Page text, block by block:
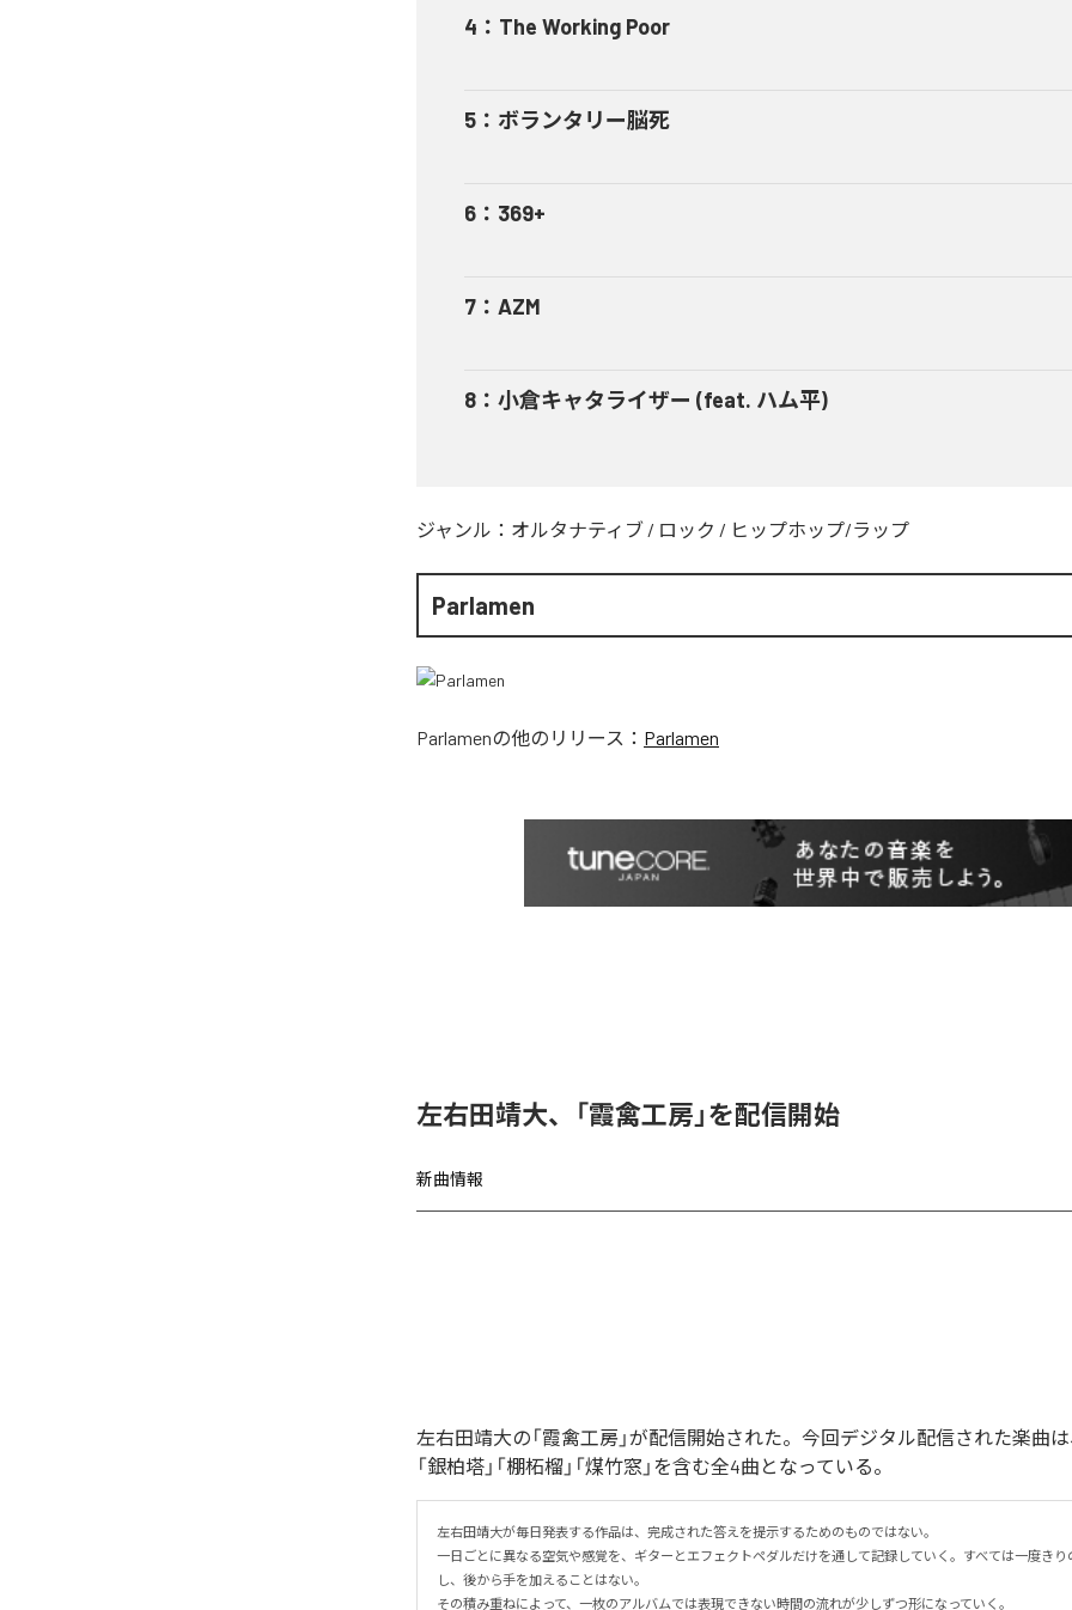
4 ： The Working Poor
5 ： ボランタリー脳死
6 ： 369+
7 ： AZM
8 ： 小倉キャタライザー (feat. ハム平)
ジャンル： オルタナティブ / ロック / ヒップホップ/ラップ
Parlamen
Parlamenの他のリリース： Parlamen
左右田靖大、「霞禽工房」を配信開始
新曲情報
左右田靖大の「霞禽工房」が配信開始された。今回デジタル配信された楽曲は
「銀柏塔」「棚柘榴」「煤竹窓」を含む全4曲となっている。
左右田靖大が毎日発表する作品は、完成された答えを提示するためのものではない。
一日ごとに異なる空気や感覚を、ギターとエフェクトペダルだけを通して記録していく。すべては一度きり
し、後から手を加えることはない。
その積み重ねによって、一枚のアルバムでは表現できない時間の流れが少しずつ形になっていく。